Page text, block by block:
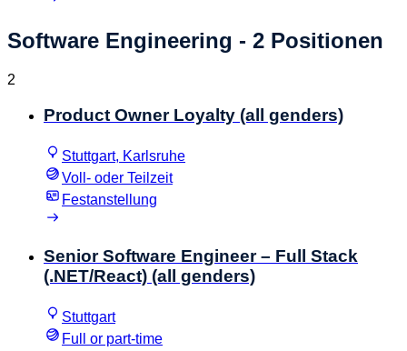
Software Engineering - 2 Positionen
2
Product Owner Loyalty (all genders)
Stuttgart, Karlsruhe
Voll- oder Teilzeit
Festanstellung
Senior Software Engineer – Full Stack
(.NET/React) (all genders)
Stuttgart
Full or part-time